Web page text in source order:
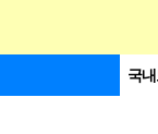
국